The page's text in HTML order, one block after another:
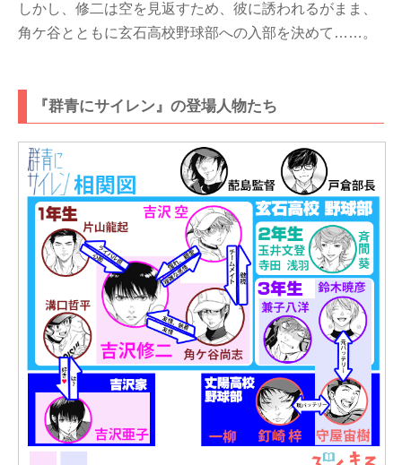
しかし、修二は空を見返すため、彼に誘われるがまま、
角ケ谷とともに玄石高校野球部への入部を決めて……。
『群青にサイレン』の登場人物たち